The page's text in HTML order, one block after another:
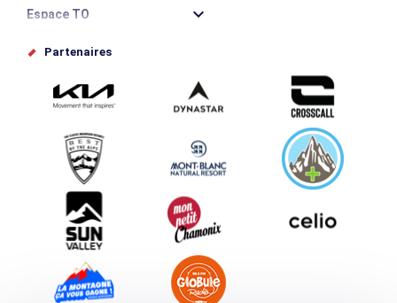
Espace TO
Offices de tourisme
Proposez votre évènement
Service groupes et séminaires
Téléchargements
Tourisme et handicap
Partenaires